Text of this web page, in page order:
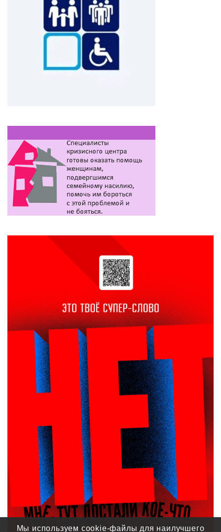
Мы используем cookie-файлы для наилучшего